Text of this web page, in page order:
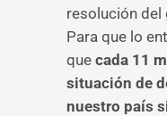
resolución del
Para que lo
que cada 11
situación de
nuestro país